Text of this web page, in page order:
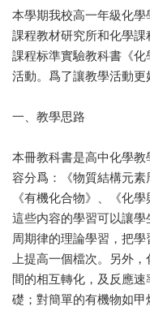
本學期我校高一年級化學
課程教材研究所和化學
課程标準實驗教科書《
活動。爲了讓教學活動更
一、教學思路
本冊教科書是高中化學
容分爲：《物質結構元素
《有機化合物》、《化
這些内容的學習可以讓
周期律的理論學習，把
上提高一個檔次。另外
間的相互轉化，及反應
礎；對簡單的有機物如